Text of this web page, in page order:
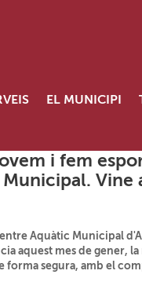
EL MUNICIPI
i fem
Vine
Aquàtic Municipal
aquest mes de
forma segura, amb el